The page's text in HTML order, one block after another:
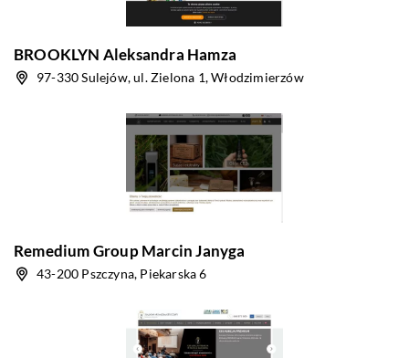
BROOKLYN Aleksandra Hamza
97-330 Sulejów, ul. Zielona 1, Włodzimierzów
Remedium Group Marcin Janyga
43-200 Pszczyna, Piekarska 6